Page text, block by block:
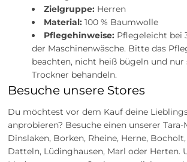
Zielgruppe: Herren
Material: 100 % Baumwolle
Pflegehinweise: Pflegeleicht bei
der Maschinenwäsche. Bitte das
beachten, nicht heiß bügeln und nur
Trockner behandeln.
Besuche unsere Stores
Du möchtest vor dem Kauf deine
anprobieren? Besuche einen unserer Tara-
Dinslaken, Borken, Rheine, Herne,
Datteln, Lüdinghausen, Marl oder Herten.